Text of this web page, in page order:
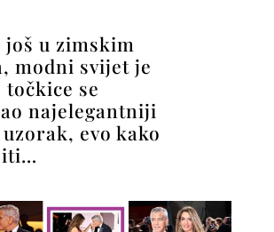
još u zimskim
modni svijet je
se
najelegantniji
evo kako